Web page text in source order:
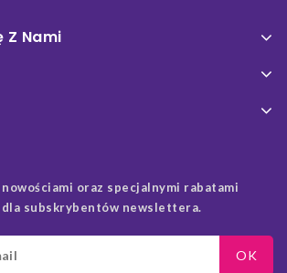
Z Nami
nowościami oraz specjalnymi rabatami
subskrybentów newslettera.